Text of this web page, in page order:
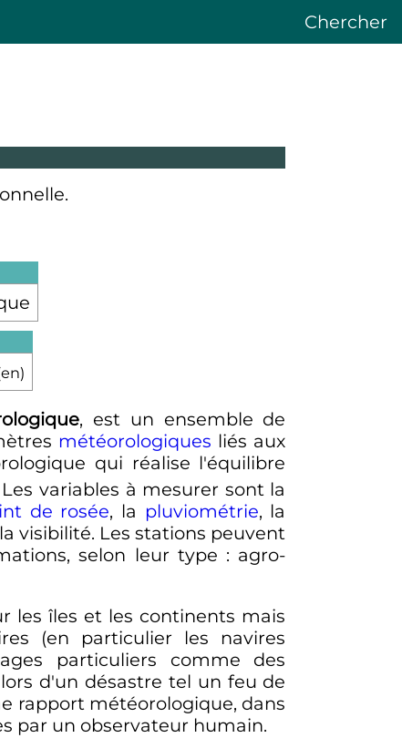
Chercher
en)
, est un ensemble de
météorologiques liés aux
qui réalise l'équilibre
Les variables à mesurer sont la
de rosée, la pluviométrie, la
visibilité. Les stations peuvent
selon leur type : agro-
les îles et les continents mais
(en particulier les navires
particuliers comme des
d'un désastre tel un feu de
rapport météorologique, dans
par un observateur humain.